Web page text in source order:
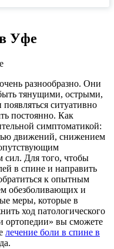
Уфе
разнообразно. Они
тянущими, острыми,
ситуативно
постоянно. Как
симптоматикой:
движений, снижением
сил. Для того, чтобы
в спине и направить
к опытным
обезболивающих и
меры, которые в
ход патологического
ортопедии» вы сможете
лечение боли в спине в